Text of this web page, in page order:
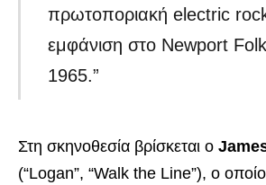
πρωτοποριακή electric
εμφάνιση στο Newport
1965.”
Στη σκηνοθεσία βρίσκεται ο
(“Logan”, “Walk the Line”), ο